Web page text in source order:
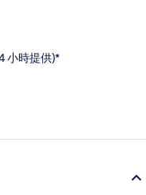
小時提供)*